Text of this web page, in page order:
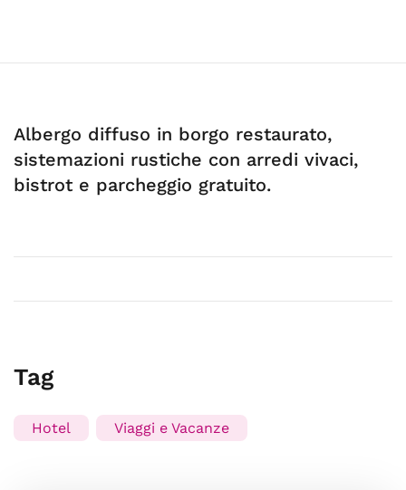
Albergo diffuso in borgo restaurato,
sistemazioni rustiche con arredi vivaci,
bistrot e parcheggio gratuito.
Tag
Hotel Viaggi e Vacanze